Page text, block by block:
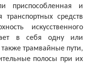
приспособленная и
средств
искусственного
в себя одну или
трамвайные пути,
полосы при их